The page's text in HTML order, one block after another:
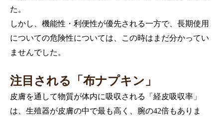
た。
しかし、機能性・利便性が優先される一方で、長期使用
についての危険性については、この時はまだ分かってい
ませんでした。
注目される「布ナプキン」
皮膚を通して物質が体内に吸収される「経皮吸収率」
は、生殖器が皮膚の中で最も高く、腕の42倍もありま